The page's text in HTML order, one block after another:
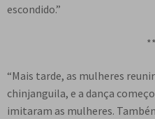
escondido.”
“Mais tarde, as mulheres
chinjanguila, e a dança
imitaram as mulheres.